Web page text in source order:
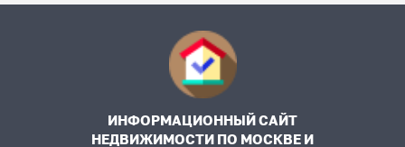
ИНФОРМАЦИОННЫЙ САЙТ
НЕДВИЖИМОСТИ ПО МОСКВЕ И